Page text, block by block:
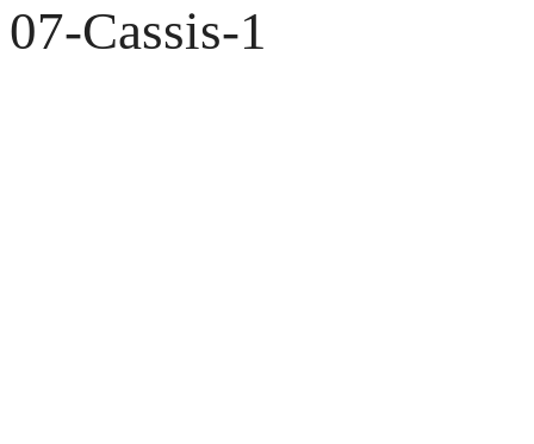
07-Cassis-1